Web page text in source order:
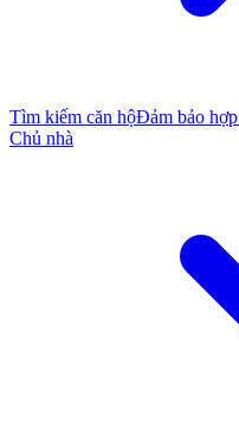
Tìm kiếm căn hộĐảm bảo
Chủ nhà